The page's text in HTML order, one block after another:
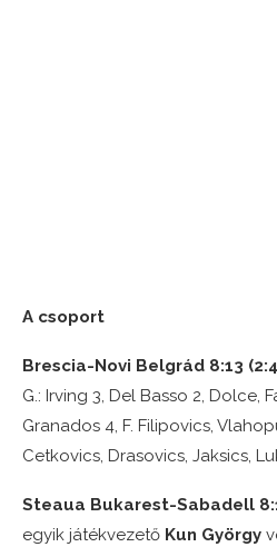
A csoport
Brescia-Novi Belgrád 8:13
G.: Irving 3, Del Basso 2, Dolce,
Granados 4, F. Filipovics,
Cetkovics, Drasovics, Jaksics,
Steaua Bukarest-Sabadell
egyik játékvezető Kun György